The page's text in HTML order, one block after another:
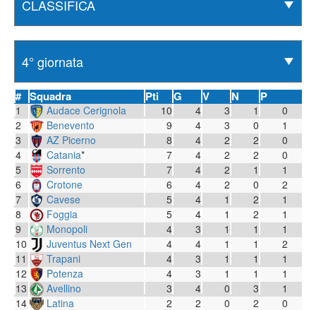
# Squadra Pti G V N P
1 Audace Cerignola 10 4 3 1
0
2
Benevento 9 4 3 0
1
3
AZ Picerno 8 4 2 2
0
4
Catania* 7 4 2 2
0
5
Sorrento 7 4 2 1
1
6
Crotone 6 4 2 0
2
7
Cavese 5 4 1 2
1
8
Foggia 5 4 1 2
1
9
Monopoli 4 3 1 1
1
10
Juventus Next Gen 4 4 1 1
2
11
Trapani 4 3 1 1
1
12
Potenza 4 3 1 1
1
13
Avellino 3 4 0 3
1
14
Latina 2 2 0 2
0